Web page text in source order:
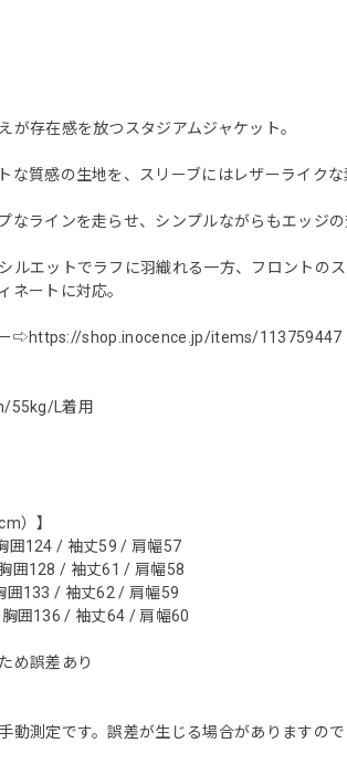
が存在感を放つスタジアムジャケット。
な質感の生地を、スリーブにはレザーライク
なラインを走らせ、シンプルながらもエッジ
ルエットでラフに羽織れる一方、フロントの
ネートに対応。
⇨https://shop.inocence.jp/items/113759447
55kg/L着用
）】
囲124 / 袖丈59 / 肩幅57
囲128 / 袖丈61 / 肩幅58
囲133 / 袖丈62 / 肩幅59
胸囲136 / 袖丈64 / 肩幅60
め誤差あり
手動測定です。誤差が生じる場合がありますの